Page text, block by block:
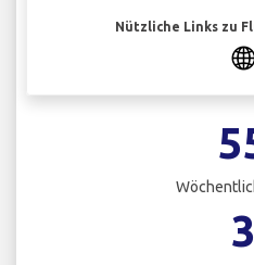
Nützliche Links zu
3